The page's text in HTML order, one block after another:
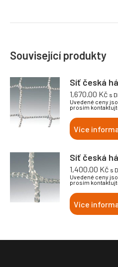
Související produkty
Síť česká
1,670.00 Kč s
Uvedené ceny
prosím
Více
Síť česká
1,400.00 Kč s
Uvedené ceny
prosím
Více